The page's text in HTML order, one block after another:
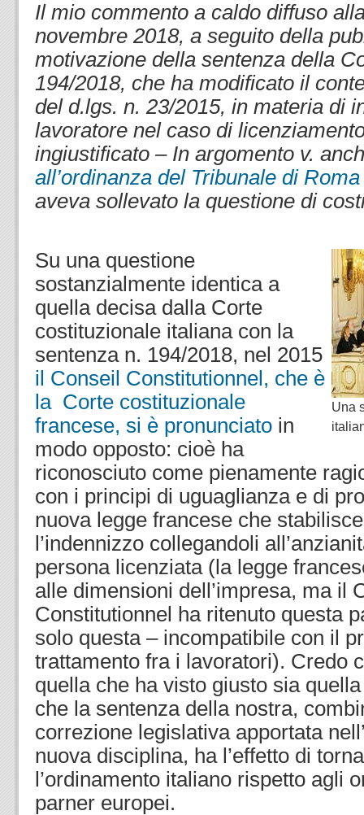
Il mio commento a caldo diffuso
novembre 2018, a seguito della
motivazione della sentenza della
194/2018, che ha modificato il
del d.lgs. n. 23/2015, in materia di
lavoratore nel caso di
ingiustificato – In argomento v.
all’ordinanza del Tribunale di
aveva sollevato la questione di
Una
Su una questione
sostanzialmente identica a
quella decisa dalla Corte
costituzionale italiana con la
sentenza n. 194/2018, nel 2015
il Conseil Constitutionnel, che è
la Corte costituzionale
francese, si è pronunciato in
modo opposto: cioè ha
riconosciuto come pienamente
con i principi di uguaglianza e di
nuova legge francese che
l’indennizzo collegandoli
persona licenziata (la legge
alle dimensioni dell’impresa, ma il
Constitutionnel ha ritenuto questa
solo questa – incompatibile con il
trattamento fra i lavoratori). Credo
quella che ha visto giusto sia
che la sentenza della nostra,
correzione legislativa apportata
nuova disciplina, ha l’effetto di
l’ordinamento italiano rispetto agli
parner europei.